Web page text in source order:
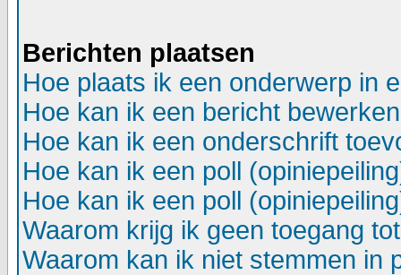
Berichten plaatsen
Hoe plaats ik een onderwerp in
Hoe kan ik een bericht
Hoe kan ik een onderschrift
Hoe kan ik een poll
Hoe kan ik een poll
Waarom krijg ik geen toegang
Waarom kan ik niet stemmen in